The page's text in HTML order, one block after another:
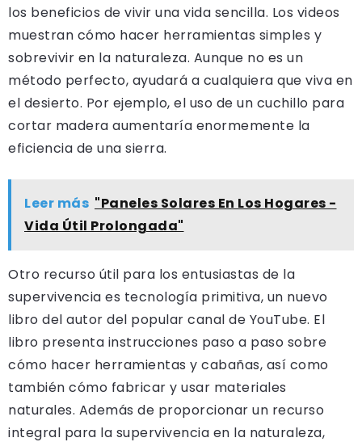
los beneficios de vivir una vida sencilla. Los videos
muestran cómo hacer herramientas simples y
sobrevivir en la naturaleza. Aunque no es un
método perfecto, ayudará a cualquiera que viva en
el desierto. Por ejemplo, el uso de un cuchillo para
cortar madera aumentaría enormemente la
eficiencia de una sierra.
Leer más "Paneles Solares En Los Hogares -
Vida Útil Prolongada"
Otro recurso útil para los entusiastas de la
supervivencia es tecnología primitiva, un nuevo
libro del autor del popular canal de YouTube. El
libro presenta instrucciones paso a paso sobre
cómo hacer herramientas y cabañas, así como
también cómo fabricar y usar materiales
naturales. Además de proporcionar un recurso
integral para la supervivencia en la naturaleza,